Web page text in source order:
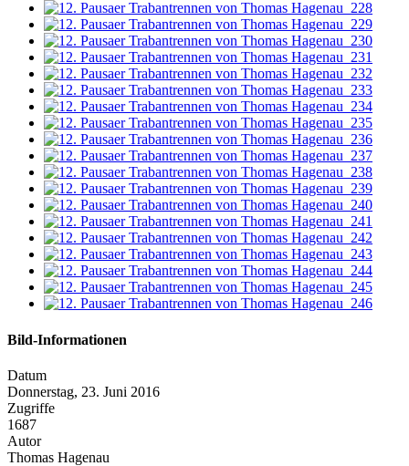
Bild-Informationen
Datum
Donnerstag, 23. Juni 2016
Zugriffe
1687
Autor
Thomas Hagenau